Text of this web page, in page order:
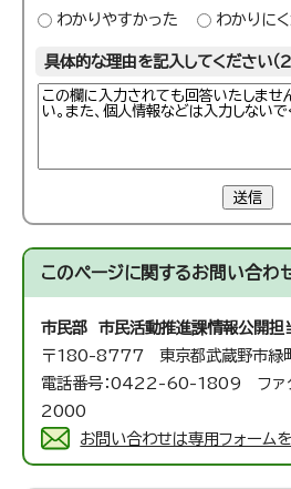
わかりやすかった わかりに
具体的な理由を記入してください（
送信
このページに関するお問い合わ
市民部 市民活動推進課情報公開担
〒180-8777 東京都武蔵野市
電話番号：0422-60-1809 ファ
2000
お問い合わせは専用フォーム